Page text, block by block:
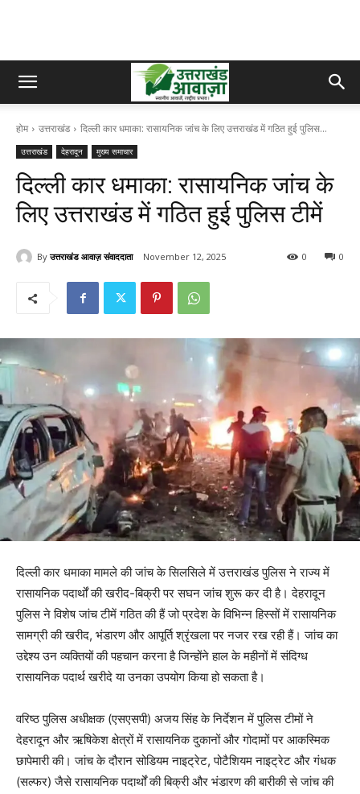
होम उत्तराखंड दिल्ली कार धमाका: रासायनिक जांच के लिए उत्तराखंड में गठित हुई पुलिस...
उत्तराखंड देहरादून मुख्य समाचार
दिल्ली कार धमाका: रासायनिक जांच के
लिए उत्तराखंड में गठित हुई पुलिस टीमें
By उत्तराखंड आवाज़ संवाददाता November 12, 2025 0
0
दिल्ली कार धमाका मामले की जांच के सिलसिले में उत्तराखंड पुलिस ने राज्य में
रासायनिक पदार्थों की खरीद-बिक्री पर सघन जांच शुरू कर दी है। देहरादून
पुलिस ने विशेष जांच टीमें गठित की हैं जो प्रदेश के विभिन्न हिस्सों में रासायनिक
सामग्री की खरीद, भंडारण और आपूर्ति श्रृंखला पर नजर रख रही हैं। जांच का
उद्देश्य उन व्यक्तियों की पहचान करना है जिन्होंने हाल के महीनों में संदिग्ध
रासायनिक पदार्थ खरीदे या उनका उपयोग किया हो सकता है।
वरिष्ठ पुलिस अधीक्षक (एसएसपी) अजय सिंह के निर्देशन में पुलिस टीमों ने
देहरादून और ऋषिकेश क्षेत्रों में रासायनिक दुकानों और गोदामों पर आकस्मिक
छापेमारी की। जांच के दौरान सोडियम नाइट्रेट, पोटैशियम नाइट्रेट और गंधक
(सल्फर) जैसे रासायनिक पदार्थों की बिक्री और भंडारण की बारीकी से जांच की